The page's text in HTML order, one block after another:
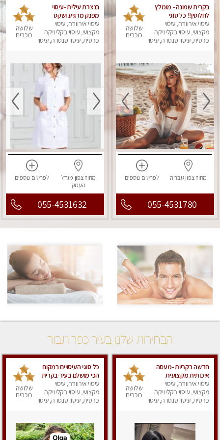
בקרית שמונה - מומלץ
לחלוטין!! כל סוגי
העיסויים מעסה מקצועית
ואיכותית פרטי!!!
עיסוי אירוודה, עיסוי
מקצועי, עיסוי בקליניקה
פרטית, עיסוי טנטרה, עיסוי
שלושה
כוכבים
מחוז צפוןטבריה לפרטים נוספים
055-4531780
בנצרת עילית -עיסוי
מפנק מרגיע ושקט
במקום מדהים עיסוי
מושקע מאוד
עיסוי אירוודה, עיסוי
מקצועי, עיסוי בקליניקה
פרטית, עיסוי טנטרה, עיסוי
שלושה
כוכבים
מחוז צפון מגדל
העמק
לפרטים נוספים
055-4531632
הבחירות שלנו בעיר כפר תבור
חדשה בקריות -מעסה
איכותית מקצועית
ומפנקת.פרטי !!!
עיסוי אירוודה, עיסוי
מקצועי, עיסוי בקליניקה
פרטית, עיסוי טנטרה, עיסוי
שלושה
כוכבים
כל סוגי העיסויים במקום
הכי מושלם בעיר-בקרית
ביאליק
עיסוי אירוודה, עיסוי
מקצועי, עיסוי בקליניקה
פרטית, עיסוי טנטרה, עיסוי
שלושה
כוכבים